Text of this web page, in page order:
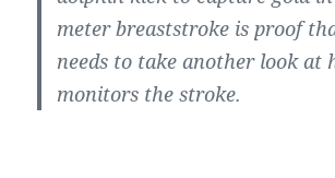
meter breaststroke is proof
needs to take another look at
monitors the stroke.